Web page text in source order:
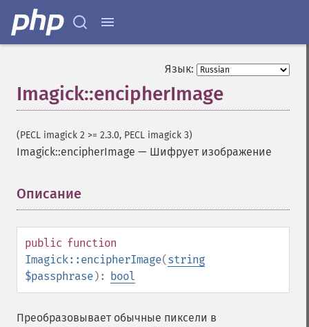
Язык:
Imagick::encipherImage
(PECL imagick 2 >= 2.3.0, PECL imagick 3)
Imagick::encipherImage — Шифрует изображение
Описание
public function
Imagick::encipherImage(string
$passphrase): bool
Преобразовывает обычные пиксели в